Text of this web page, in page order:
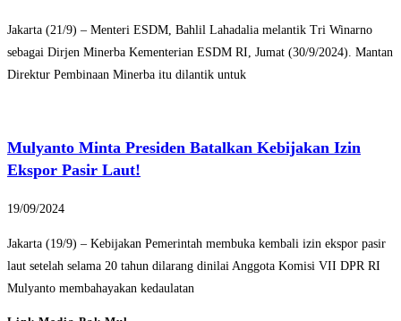
Jakarta (21/9) – Menteri ESDM, Bahlil Lahadalia melantik Tri Winarno
sebagai Dirjen Minerba Kementerian ESDM RI, Jumat (30/9/2024). Mantan
Direktur Pembinaan Minerba itu dilantik untuk
Mulyanto Minta Presiden Batalkan Kebijakan Izin
Ekspor Pasir Laut!
19/09/2024
Jakarta (19/9) – Kebijakan Pemerintah membuka kembali izin ekspor pasir
laut setelah selama 20 tahun dilarang dinilai Anggota Komisi VII DPR RI
Mulyanto membahayakan kedaulatan